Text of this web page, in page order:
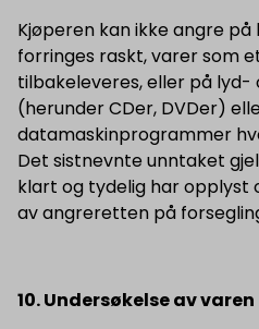
Kjøperen kan ikke angre
forringes raskt, varer som
tilbakeleveres, eller på
(herunder CDer, DVDer)
datamaskinprogrammer
Det sistnevnte unntaket
klart og tydelig har
av angreretten på
10. Undersøkelse av varen